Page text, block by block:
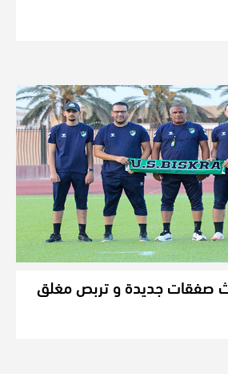
صفقات جديدة و تربص مغلق